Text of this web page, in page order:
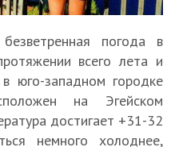
погода в
всего лета и
юго-западном городке
на Эгейском
достигает +31-32
немного холоднее,